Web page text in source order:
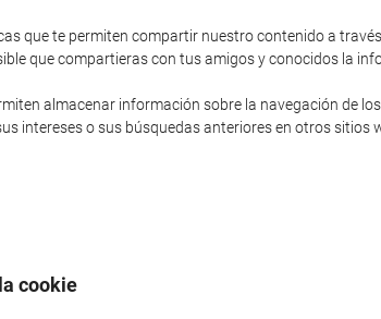
que te permiten compartir nuestro contenido a
que compartieras con tus amigos y conocidos la
almacenar información sobre la navegación de
intereses o sus búsquedas anteriores en otros sitios
cookie